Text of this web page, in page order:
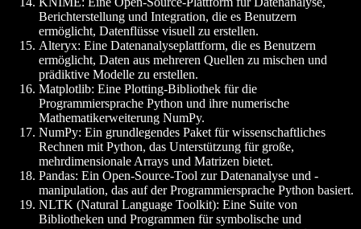
Berichterstellung und Integration, die es Benutzern
ermöglicht, Datenflüsse visuell zu erstellen.
Alteryx: Eine Datenanalyseplattform, die es Benutzern
ermöglicht, Daten aus mehreren Quellen zu mischen und
prädiktive Modelle zu erstellen.
Matplotlib: Eine Plotting-Bibliothek für die
Programmiersprache Python und ihre numerische
Mathematikerweiterung NumPy.
NumPy: Ein grundlegendes Paket für wissenschaftliches
Rechnen mit Python, das Unterstützung für große,
mehrdimensionale Arrays und Matrizen bietet.
Pandas: Ein Open-Source-Tool zur Datenanalyse und -
manipulation, das auf der Programmiersprache Python basiert.
NLTK (Natural Language Toolkit): Eine Suite von
Bibliotheken und Programmen für symbolische und